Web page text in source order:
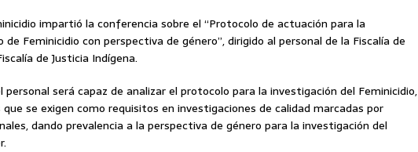
impartió la conferencia sobre el “Protocolo de actuación para la
Feminicidio con perspectiva de género”, dirigido al personal de la Fiscalía de
de Justicia Indígena.
será capaz de analizar el protocolo para la investigación del Feminicidio,
se exigen como requisitos en investigaciones de calidad marcadas por
dando prevalencia a la perspectiva de género para la investigación del